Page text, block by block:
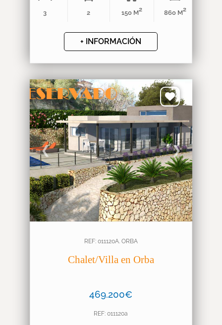
3 2 150 M2 860 M2
+ INFORMACIÓN
❮ ❯
REF: 011120A. ORBA
Chalet/Villa en Orba
469.200€
REF: 011120a